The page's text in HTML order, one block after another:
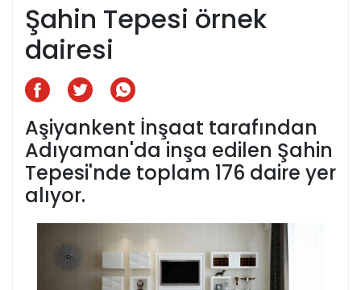
Şahin Tepesi örnek
dairesi
Aşiyankent İnşaat tarafından
Adıyaman'da inşa edilen Şahin
Tepesi'nde toplam 176 daire yer
alıyor.